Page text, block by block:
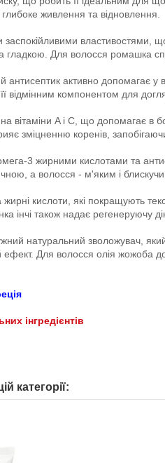
живлення та відновлення.
заспокійливими властивостями,
гладкою. Для волосся ромашка
антисептик активно допомагає у
відмінним компонентом для
вітаміни A і C, що допомагає в
зміцненню коренів,
3 жирними кислотами та
а волосся - м'яким і
жирні кислоти, які покращують
інчі також надає регенеруючу
натуральний зволожувач,
ефект. Для волосся олія жожоба
інгредієнтів
категорії: